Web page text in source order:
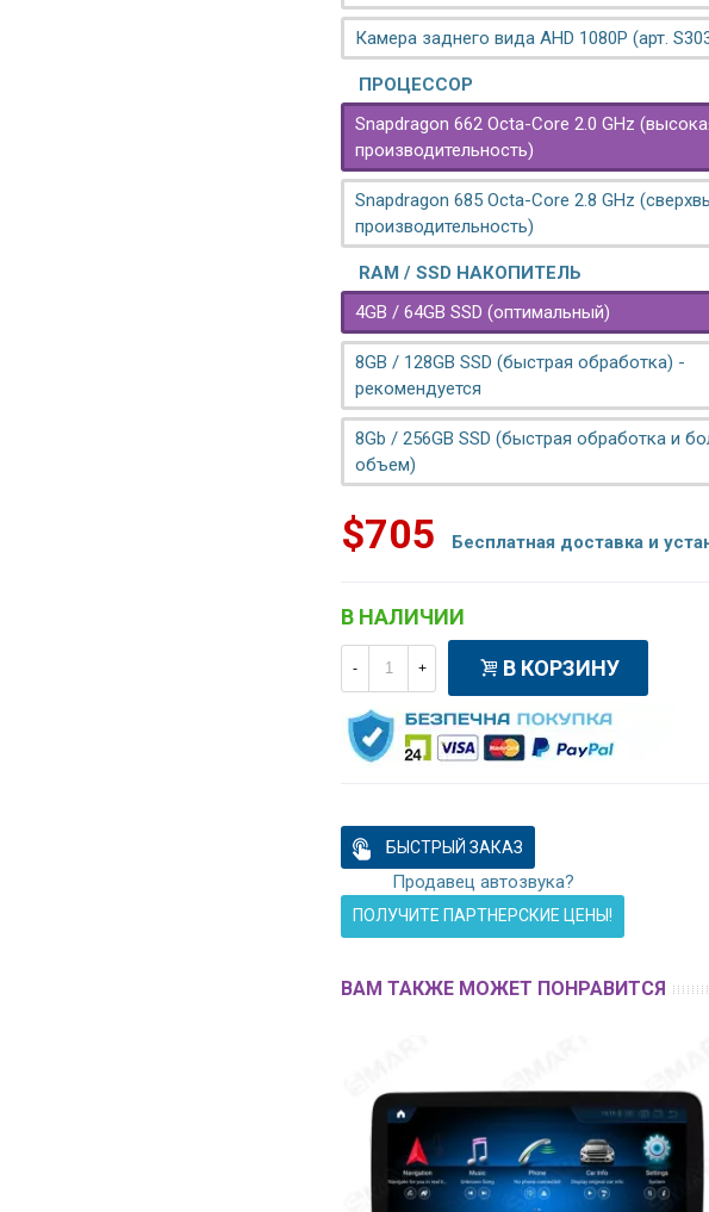
Камера заднего вида AHD 1080P (арт.
ПРОЦЕССОР
Snapdragon 662 Octa-Core 2.0 GHz
производительность)
Snapdragon 685 Octa-Core 2.8 GHz
производительность)
RAM / SSD НАКОПИТЕЛЬ
4GB / 64GB SSD (оптимальный)
8GB / 128GB SSD (быстрая обработка) -
рекомендуется
8Gb / 256GB SSD (быстрая обработка и
объем)
$705 Бесплатная доставка и
В НАЛИЧИИ
- + В КОРЗИНУ
БЫСТРЫЙ ЗАКАЗ
Продавец автозвука?
ПОЛУЧИТЕ ПАРТНЕРСКИЕ ЦЕНЫ!
ВАМ ТАКЖЕ МОЖЕТ ПОНРАВИТСЯ